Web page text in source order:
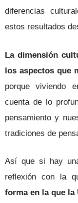
diferencias
estos resultados
La dimensión
los aspectos que
porque viviendo
cuenta de lo
pensamiento y
tradiciones de
Así que si hay
reflexión con la
forma en la que la